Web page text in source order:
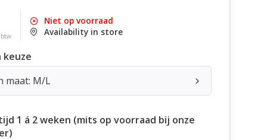
btw
Niet op voorraad
Availability in store
keuze
maat: M/L
1 á 2 weken (mits op voorraad bij onze